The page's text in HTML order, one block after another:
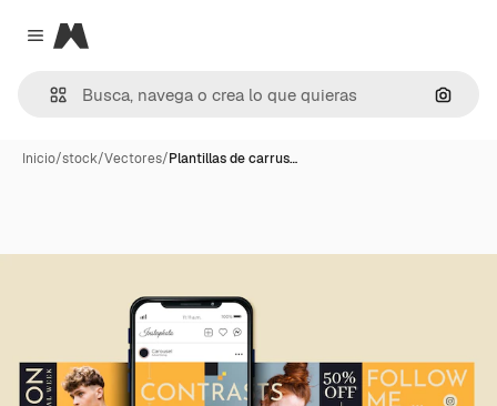
Close menu
Magnific
Inicio/stock/Vectores/Plantillas de carrus…